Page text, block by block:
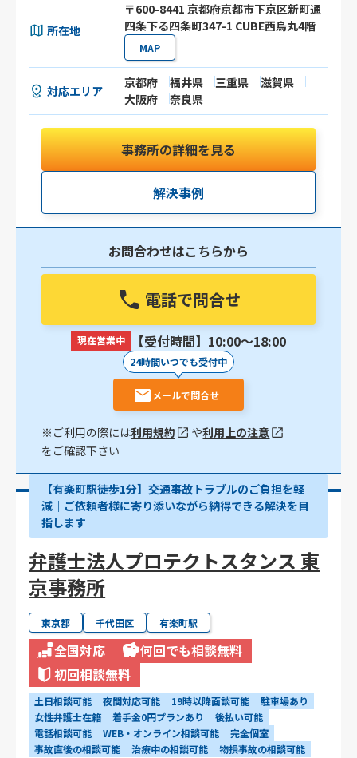
所在地
〒600-8441 京都府京都市下京区新町通
四条下る四条町347-1 CUBE西烏丸4階
MAP
対応エリア
京都府 福井県 三重県
滋賀県
大阪府
奈良県
事務所の詳細を見る
解決事例
お問合わせはこちらから
電話で問合せ
現在営業中 【受付時間】10:00〜18:00
24時間いつでも受付中
メールで問合せ
※ご利用の際には利用規約 や利用上の注意
をご確認下さい
【有楽町駅徒歩1分】交通事故トラブルのご負担を軽
減｜ご依頼者様に寄り添いながら納得できる解決を目
指します
弁護士法人プロテクトスタンス 東
京事務所
東京都 千代田区 有楽町駅
全国対応
何回でも相談無料
初回相談無料
土日相談可能 夜間対応可能 19時以降面談可能
駐車場あり
女性弁護士在籍
着手金0円プランあり
後払い可能
電話相談可能
WEB・オンライン相談可能
完全個室
事故直後の相談可能
治療中の相談可能 物損事故の相談可能